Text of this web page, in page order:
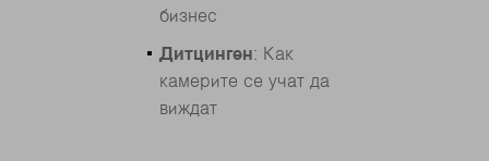
бизнес
Дитцинген: Как
камерите се учат да
виждат